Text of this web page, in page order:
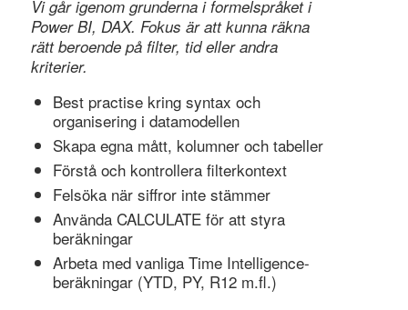
Vi går igenom grunderna i formelspråket i
Power BI, DAX. Fokus är att kunna räkna
rätt beroende på filter, tid eller andra
kriterier.
Best practise kring syntax och
organisering i datamodellen
Skapa egna mått, kolumner och tabeller
Förstå och kontrollera filterkontext
Felsöka när siffror inte stämmer
Använda CALCULATE för att styra
beräkningar
Arbeta med vanliga Time Intelligence-
beräkningar (YTD, PY, R12 m.fl.)